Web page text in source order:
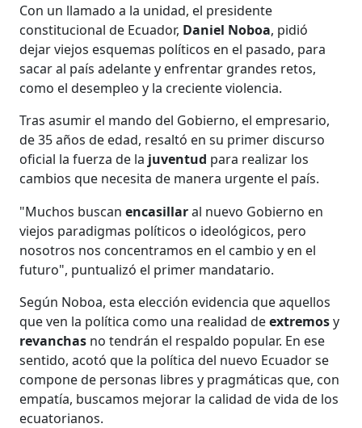
Con un llamado a la unidad, el presidente
constitucional de Ecuador, Daniel Noboa, pidió
dejar viejos esquemas políticos en el pasado, para
sacar al país adelante y enfrentar grandes retos,
como el desempleo y la creciente violencia.
Tras asumir el mando del Gobierno, el empresario,
de 35 años de edad, resaltó en su primer discurso
oficial la fuerza de la juventud para realizar los
cambios que necesita de manera urgente el país.
"Muchos buscanencasillaral nuevo Gobierno en
viejos paradigmas políticos o ideológicos, pero
nosotros nos concentramos en el cambio y en el
futuro", puntualizó el primer mandatario.
Según Noboa, esta elección evidencia que aquellos
que ven la política como una realidad deextremosy
revanchas no tendrán el respaldo popular. En ese
sentido, acotó que la política del nuevo Ecuador se
compone de personas libres y pragmáticas que, con
empatía, buscamos mejorar la calidad de vida de los
ecuatorianos.